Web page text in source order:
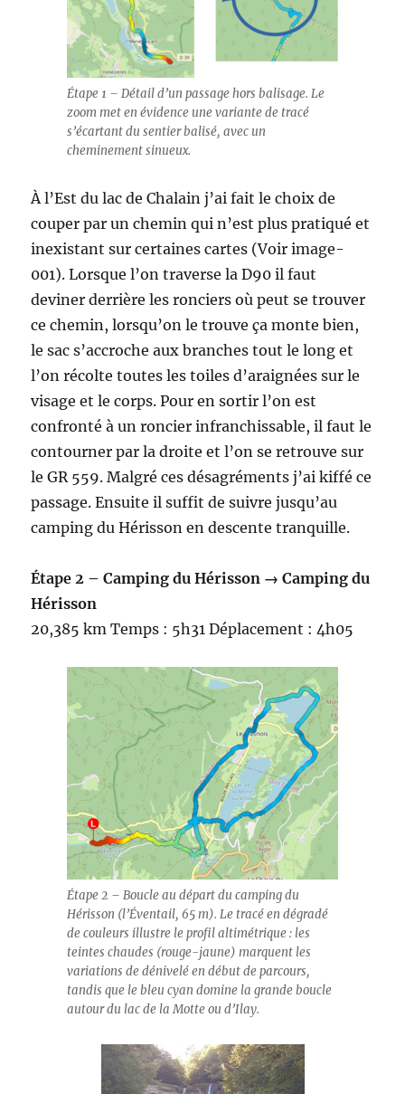
Étape 1 – Détail d’un passage hors balisage. Le
zoom met en évidence une variante de tracé
s’écartant du sentier balisé, avec un
cheminement sinueux.
À l’Est du lac de Chalain j’ai fait le choix de
couper par un chemin qui n’est plus pratiqué et
inexistant sur certaines cartes (Voir image-
001). Lorsque l’on traverse la D90 il faut
deviner derrière les ronciers où peut se trouver
ce chemin, lorsqu’on le trouve ça monte bien,
le sac s’accroche aux branches tout le long et
l’on récolte toutes les toiles d’araignées sur le
visage et le corps. Pour en sortir l’on est
confronté à un roncier infranchissable, il faut le
contourner par la droite et l’on se retrouve sur
le GR 559. Malgré ces désagréments j’ai kiffé ce
passage. Ensuite il suffit de suivre jusqu’au
camping du Hérisson en descente tranquille.
Étape 2 – Camping du Hérisson → Camping du
Hérisson
20,385 km Temps : 5h31 Déplacement : 4h05
Étape 2 – Boucle au départ du camping du
Hérisson (l’Éventail, 65 m). Le tracé en dégradé
de couleurs illustre le profil altimétrique : les
teintes chaudes (rouge-jaune) marquent les
variations de dénivelé en début de parcours,
tandis que le bleu cyan domine la grande boucle
autour du lac de la Motte ou d’Ilay.